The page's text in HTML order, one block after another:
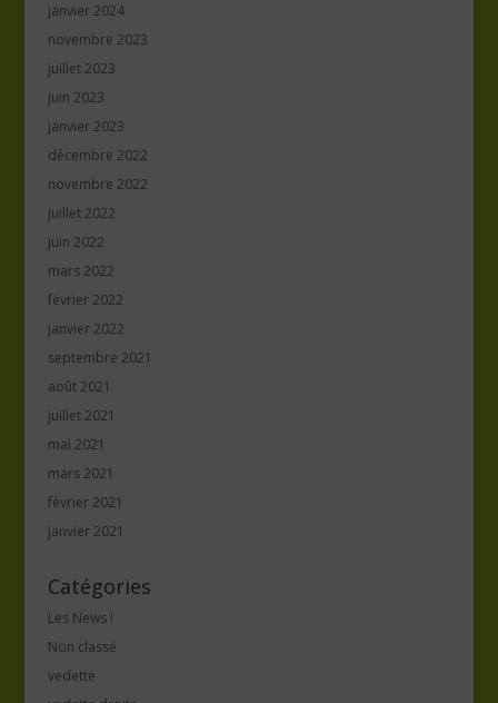
janvier 2024
novembre 2023
juillet 2023
juin 2023
janvier 2023
décembre 2022
novembre 2022
juillet 2022
juin 2022
mars 2022
février 2022
janvier 2022
septembre 2021
août 2021
juillet 2021
mai 2021
mars 2021
février 2021
janvier 2021
Catégories
Les News !
Non classé
vedette